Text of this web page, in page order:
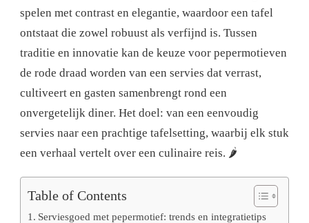
spelen met contrast en elegantie, waardoor een tafel
ontstaat die zowel robuust als verfijnd is. Tussen
traditie en innovatie kan de keuze voor pepermotieven
de rode draad worden van een servies dat verrast,
cultiveert en gasten samenbrengt rond een
onvergetelijk diner. Het doel: van een eenvoudig
servies naar een prachtige tafelsetting, waarbij elk stuk
een verhaal vertelt over een culinaire reis. 🌶️
Table of Contents
Serviesgoed met pepermotief: trends en integratietips